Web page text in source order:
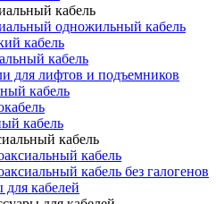
кабель
одножильный кабель
кабель
кабель
для лифтов и подъемников
кабель
кабель
кабель
кабель
кабель без галогенов
для кабелей